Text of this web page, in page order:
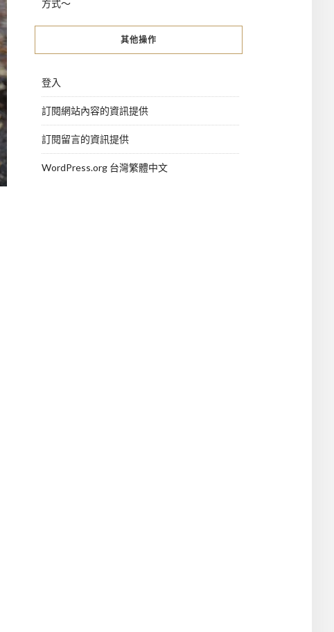
方式～
其他操作
登入
訂閱網站內容的資訊提供
訂閱留言的資訊提供
WordPress.org 台灣繁體中文